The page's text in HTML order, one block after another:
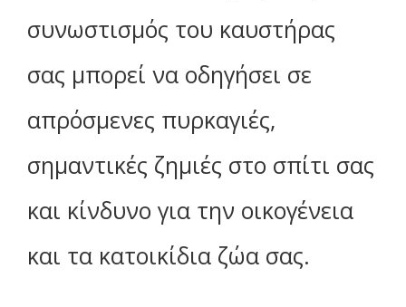
συνωστισμός του καυστήρας
σας μπορεί να οδηγήσει σε
απρόσμενες πυρκαγιές,
σημαντικές ζημιές στο σπίτι σας
και κίνδυνο για την οικογένεια
και τα κατοικίδια ζώα σας.